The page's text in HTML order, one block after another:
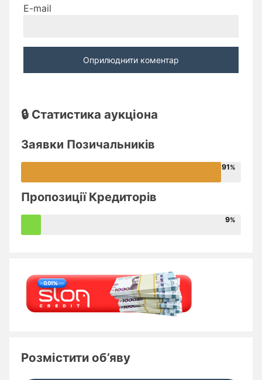
E-mail
🔒 Статистика аукціона
Заявки Позичальників
91
Пропозиції Кредиторів
9
Розмістити об’яву